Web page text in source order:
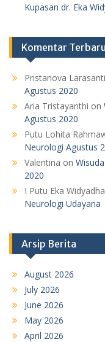
Kupasan dr. Eka
Komentar Terbaru
Pristanova Larasanti
Agustus 2020
Aria Tristayanthi on
Agustus 2020
Putu Lohita
Neurologi Agustus
Valentina on
2020
I Putu Eka
Neurologi Udayana
Arsip Berita
August 2026
July 2026
June 2026
May 2026
April 2026